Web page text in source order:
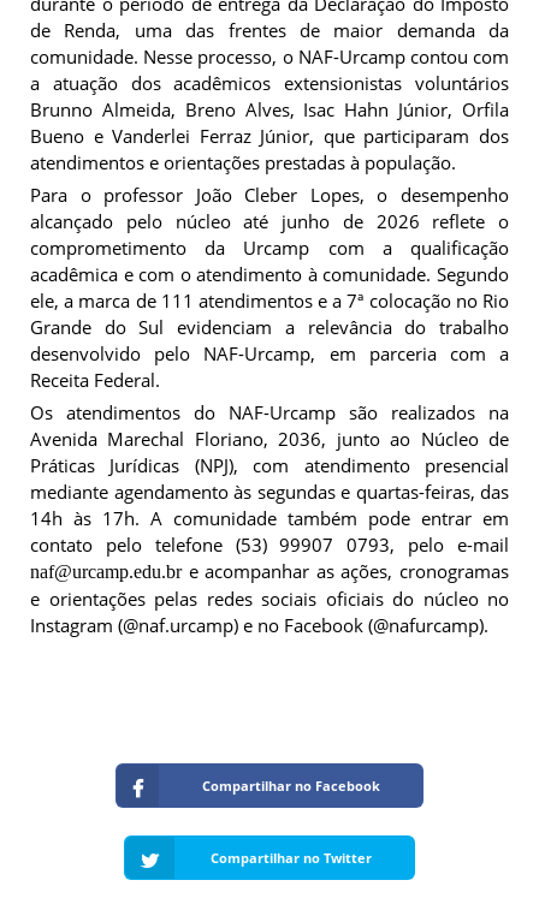
de Renda, uma das frentes de maior demanda da
comunidade. Nesse processo, o NAF-Urcamp contou com
a atuação dos acadêmicos extensionistas voluntários
Brunno Almeida, Breno Alves, Isac Hahn Júnior, Orfila
Bueno e Vanderlei Ferraz Júnior, que participaram dos
atendimentos e orientações prestadas à população.
Para o professor João Cleber Lopes, o desempenho
alcançado pelo núcleo até junho de 2026 reflete o
comprometimento da Urcamp com a qualificação
acadêmica e com o atendimento à comunidade. Segundo
ele, a marca de 111 atendimentos e a 7ª colocação no Rio
Grande do Sul evidenciam a relevância do trabalho
desenvolvido pelo NAF-Urcamp, em parceria com a
Receita Federal.
Os atendimentos do NAF-Urcamp são realizados na
Avenida Marechal Floriano, 2036, junto ao Núcleo de
Práticas Jurídicas (NPJ), com atendimento presencial
mediante agendamento às segundas e quartas-feiras, das
14h às 17h. A comunidade também pode entrar em
contato pelo telefone (53) 99907 0793, pelo e-mail
naf@urcamp.edu.br e acompanhar as ações, cronogramas
e orientações pelas redes sociais oficiais do núcleo no
Instagram (@naf.urcamp) e no Facebook (@nafurcamp).
Compartilhar no Facebook
Compartilhar no Twitter